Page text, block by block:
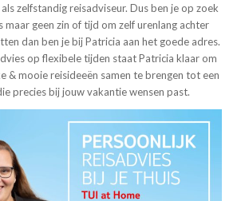
zelfstandig reisadviseur. Dus ben je op zoek
maar geen zin of tijd om zelf urenlang achter
dan ben je bij Patricia aan het goede adres.
op flexibele tijden staat Patricia klaar om
& mooie reisideeën samen te brengen tot een
precies bij jouw vakantie wensen past.